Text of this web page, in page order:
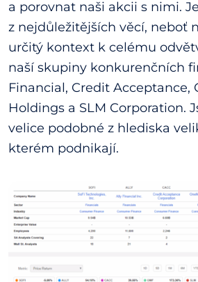
a porovnat naši akcii s nimi.
z nejdůležitějších věcí, neboť
určitý kontext k celému
naší skupiny konkurenčních
Financial, Credit Acceptance,
Holdings a SLM Corporation.
velice podobné z hlediska
kterém podnikají.